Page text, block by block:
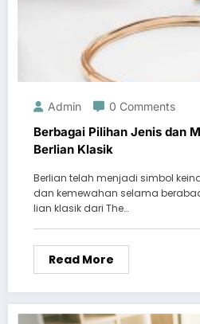
Admin 0 Comments
Berbagai Pilihan Jenis dan
Berlian Klasik
Berlian telah menjadi simbol
dan kemewahan selama
lian klasik dari The…
Read More